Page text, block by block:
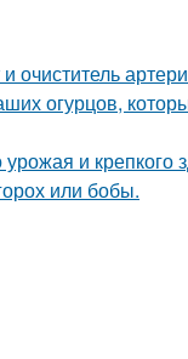
очиститель
огурцов,
и крепкого
или бобы.